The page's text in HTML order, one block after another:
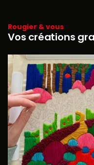
Rougier & vous
Vos créations